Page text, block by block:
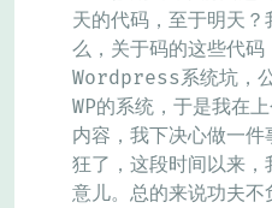
天的代码，至于明天
么，关于码的这些代
Wordpress系统坑，
WP的系统，于是我在
内容，我下决心做一
狂了，这段时间以来
意儿。总的来说功夫